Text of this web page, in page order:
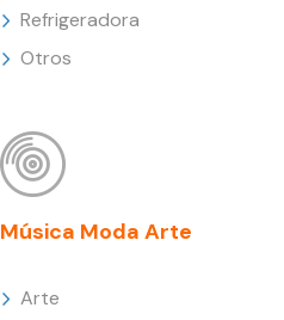
Refrigeradora
Otros
Música Moda Arte
Arte